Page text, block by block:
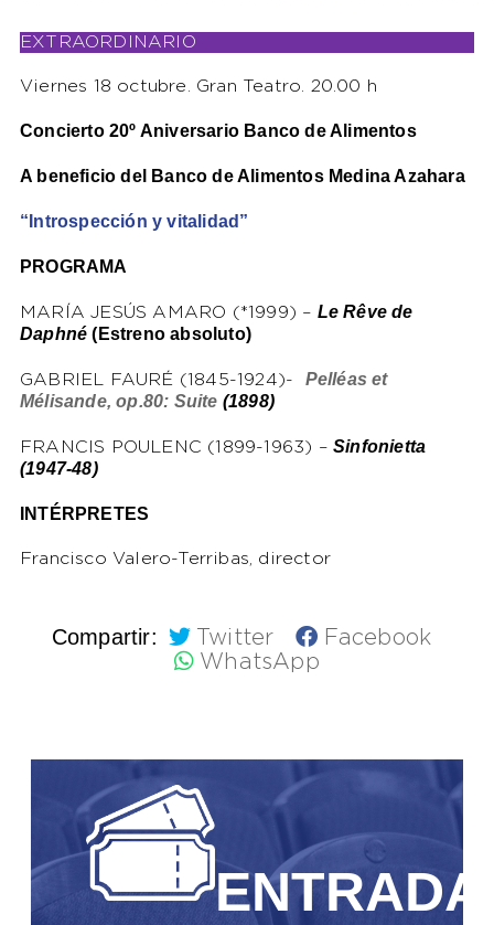
EXTRAORDINARIO
Viernes 18 octubre. Gran Teatro. 20.00 h
Concierto 20º Aniversario Banco de Alimentos
A beneficio del Banco de Alimentos Medina Azahara
“Introspección y vitalidad”
PROGRAMA
MARÍA JESÚS AMARO (*1999) – Le Rêve de
Daphné (Estreno absoluto)
GABRIEL FAURÉ (1845-1924)-
Pelléas et
Mélisande, op.80: Suite (1898)
FRANCIS POULENC (1899-1963) – Sinfonietta
(1947-48)
INTÉRPRETES
Francisco Valero-Terribas, director
Compartir: Twitter
Facebook
WhatsApp